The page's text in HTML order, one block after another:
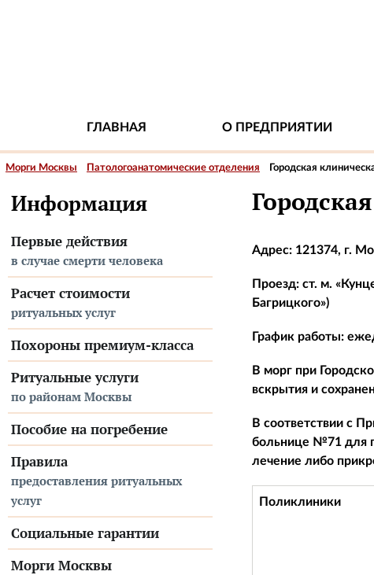
ГЛАВНАЯ О ПРЕДПРИЯТИИ
Морги Москвы Патологоанатомические отделения Городская
Информация
Первые действия
в случае смерти человека
Расчет стоимости
ритуальных услуг
Похороны премиум-класса
Ритуальные услуги
по районам Москвы
Пособие на погребение
Правила
предоставления ритуальных
услуг
Социальные гарантии
Морги Москвы
Адрес: 121374, г.
Проезд: ст. м.
Багрицкого»)
График работы:
В морг при
вскрытия и
В соответствии с
больнице №71 для
лечение либо
Поликлиники